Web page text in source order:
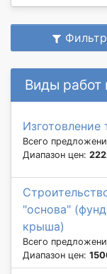
Виды работ
Изготовление
Всего
Диапазон цен:
"основа"
крыша)
Всего
Диапазон цен: